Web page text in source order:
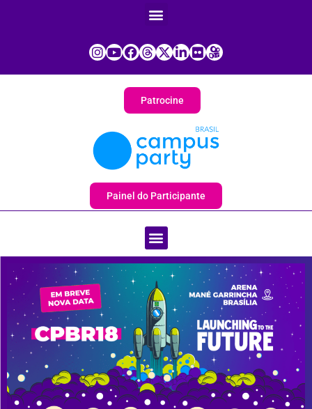
Patrocine
Painel do Participante